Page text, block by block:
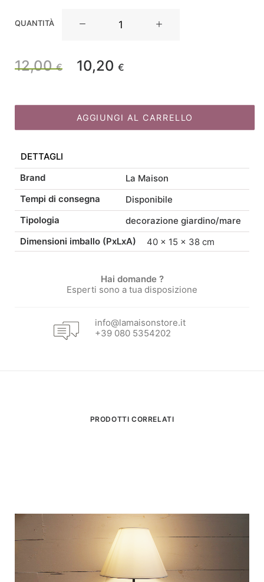
QUANTITÀ
metallo
cm14x2x36
quantità
12,00€
originale
12,00 €.
10,20 €
attuale
10,20 €.
AGGIUNGI AL CARRELLO
DETTAGLI
Brand
La Maison
Tempi di consegna
Disponibile
Tipologia
decorazione giardino/mare
Dimensioni imballo (PxLxA)
40 × 15 × 38 cm
Hai domande ?
Esperti sono a tua disposizione
info@lamaisonstore.it
+39 080 5354202
PRODOTTI CORRELATI